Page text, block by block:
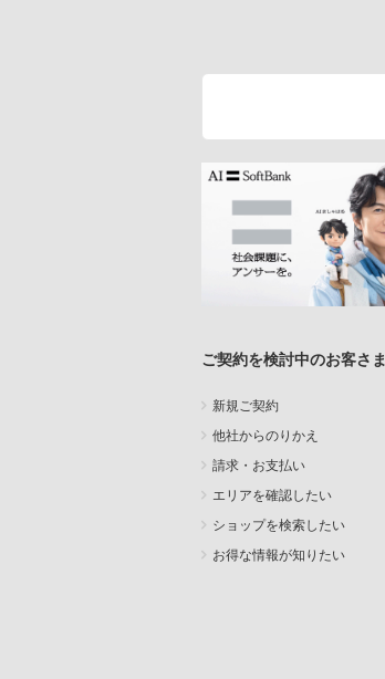
ご契約を検討中のお客さま
新規ご契約
他社からのりかえ
請求・お支払い
エリアを確認したい
ショップを検索したい
お得な情報が知りたい